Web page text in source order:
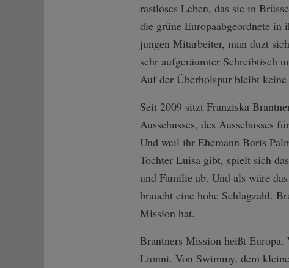
rastloses Leben, das sie in
die grüne Europaabgeordnete
jungen Mitarbeiter, man duzt
sehr aufgeräumter Schreibtisch
Auf der Überholspur bleibt
Seit 2009 sitzt Franziska
Ausschusses, des Ausschusses
Und weil ihr Ehemann Boris
Tochter Luisa gibt, spielt sich
und Familie ab. Und als wäre
braucht eine hohe Schlagzahl.
Mission hat.
Brantners Mission heißt Europa.
Lionni. Von Swimmy, dem